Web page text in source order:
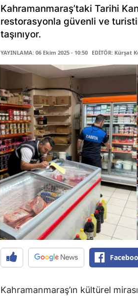
Kahramanmaraş’taki Tarihi
restorasyonla güvenli ve
taşınıyor.
YAYINLAMA: 06 Ekim 2025 - 10:50 EDİTÖR: Kürşat
Kahramanmaraş’ın kültürel